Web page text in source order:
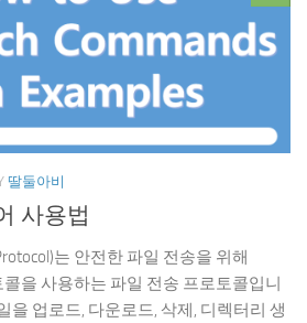
딸둘아비
사용법
는 안전한 파일 전송을 위해
콜을 사용하는 파일 전송 프로토콜입니
을 업로드, 다운로드, 삭제, 디렉터리 생